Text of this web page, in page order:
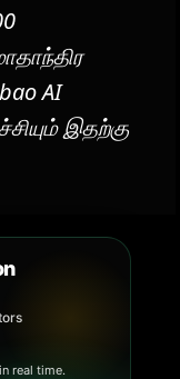
AI
இதற்கு
real time.